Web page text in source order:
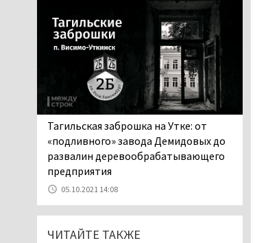
станет мировой
столицей
короткометражного кино
05.08.2026 13:20
Мэрия раскрыла имя
главной звезды Дня
города в Нижнем Тагиле
В Нижнем Тагиле
разыскивают 45-летнего
Виталия Говорухина
Во втором квартале
текущего года
мошенники украли у
Тагильская заброшка на Утке: от
«подливного» завода Демидовых до
развалин деревообрабатывающего
предприятия
05.10.2021 14:08
ЧИТАЙТЕ ТАКЖЕ